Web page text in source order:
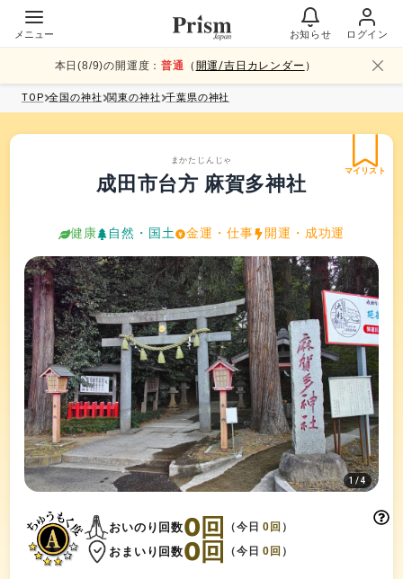
メニュー お知らせ ログイン
本日(8/9)の開運度：普通 （ 開運/吉日カレンダー ）
TOP 全国の神社 関東の神社 千葉県の神社
マイリスト
まかたじんじゃ
成田市台方 麻賀多神社
健康 自然・国土 金運・仕事 開運・成功運
1/4
おいのり回数0回 （今日0 回 ）
おまいり回数0回 （今日0 回 ）